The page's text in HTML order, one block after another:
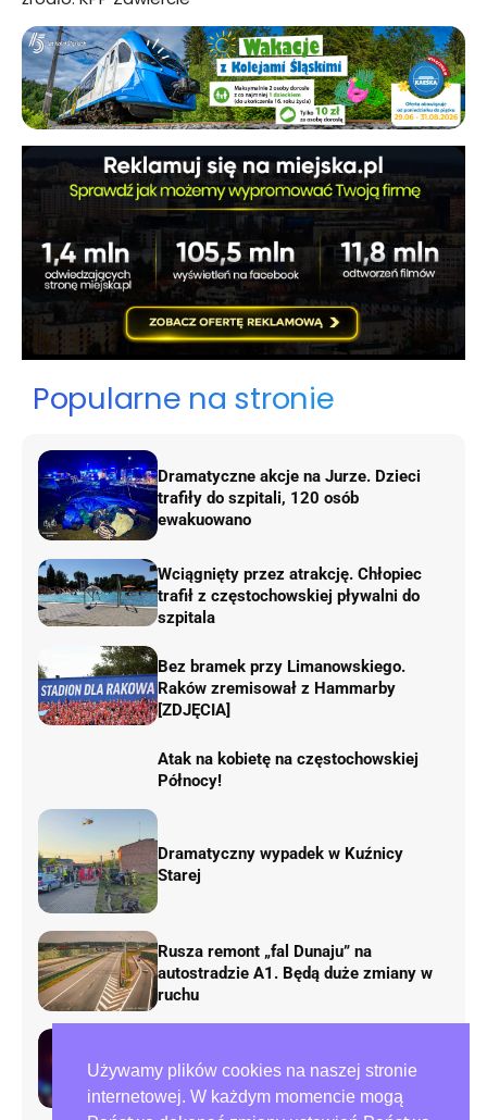
Używamy plików cookies na naszej stronie
internetowej. W każdym momencie mogą
Popularne na stronie
Dramatyczne akcje na Jurze. Dzieci
trafiły do szpitali, 120 osób
ewakuowano
Wciągnięty przez atrakcję. Chłopiec
trafił z częstochowskiej pływalni do
szpitala
Bez bramek przy Limanowskiego.
Raków zremisował z Hammarby
[ZDJĘCIA]
Atak na kobietę na częstochowskiej
Północy!
Dramatyczny wypadek w Kuźnicy
Starej
Rusza remont „fal Dunaju” na
autostradzie A1. Będą duże zmiany w
ruchu
Tragedia przy ulicy Zana w
Częstochowie. Nie żyje mężczyzna